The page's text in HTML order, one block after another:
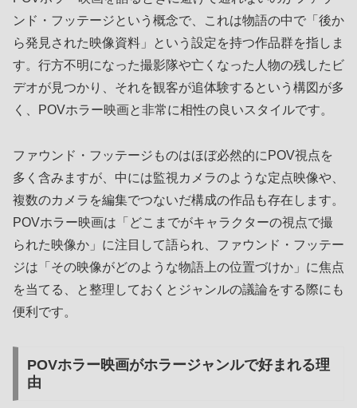
ンド・フッテージという概念で、これは物語の中で「後か
ら発見された映像資料」という設定を持つ作品群を指しま
す。行方不明になった撮影隊や亡くなった人物の残したビ
デオが見つかり、それを観客が追体験するという構図が多
く、POVホラー映画と非常に相性の良いスタイルです。
ファウンド・フッテージものはほぼ必然的にPOV視点を
多く含みますが、中には監視カメラのような定点映像や、
複数のカメラを編集でつないだ構成の作品も存在します。
POVホラー映画は「どこまでがキャラクターの視点で撮
られた映像か」に注目して語られ、ファウンド・フッテー
ジは「その映像がどのような物語上の位置づけか」に焦点
を当てる、と整理しておくとジャンルの議論をする際にも
便利です。
POVホラー映画がホラージャンルで好まれる理
由